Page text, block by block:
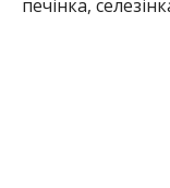
печінка,